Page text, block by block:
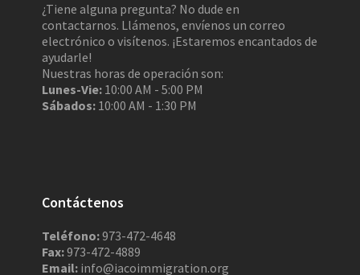
¿Tiene alguna pregunta? No dude en
contactarnos. Llámenos, envíenos un correo
electrónico o visítenos. ¡Estaremos encantados de
ayudarle!
Nuestras horas de operación son:
Lunes-Vie: 10:00 AM - 5:00 PM
Sábados: 10:00 AM - 1:30 PM
Contáctenos
Teléfono:973-472-4648
Fax:973-472-4889
Email: info@iacoimmigration.org